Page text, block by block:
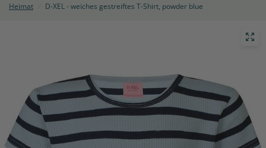
Heimat D-XEL - weiches gestreiftes T-Shirt, powder blue